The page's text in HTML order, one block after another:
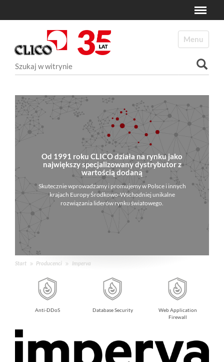
Toggle
Od 1991 roku CLICO działa na rynku jako
największy specjalizowany dystrybutor z
wartością dodaną
Skutecznie wprowadzamy i promujemy w Polsce i innych
krajach Europy Środkowo-Wschodniej unikalne
rozwiązania liderów rynku światowego.
Start Producenci Imperva
Anti-DDoS Database Security
Web Application
Firewall